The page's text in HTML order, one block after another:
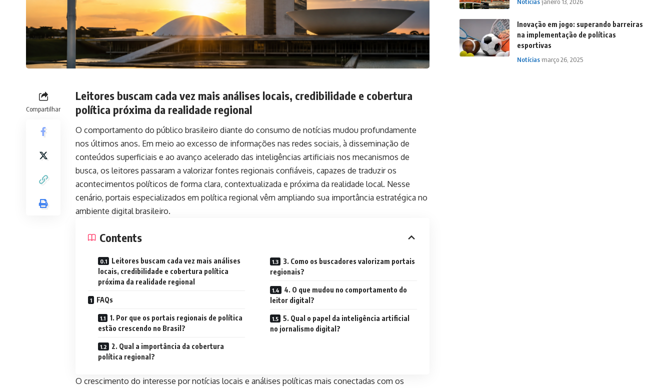
Compartilhar
Leitores buscam cada vez mais análises locais, credibilidade e cobertura
política próxima da realidade regional
O comportamento do público brasileiro diante do consumo de notícias mudou profundamente
nos últimos anos. Em meio ao excesso de informações nas redes sociais, à disseminação de
conteúdos superficiais e ao avanço acelerado das inteligências artificiais nos mecanismos de
busca, os leitores passaram a valorizar fontes regionais confiáveis, capazes de traduzir os
acontecimentos políticos de forma clara, contextualizada e próxima da realidade local. Nesse
cenário, portais especializados em política regional vêm ampliando sua importância estratégica no
ambiente digital brasileiro.
Contents
Leitores buscam cada vez mais análises
locais, credibilidade e cobertura política
próxima da realidade regional
FAQs
1. Por que os portais regionais de política
estão crescendo no Brasil?
2. Qual a importância da cobertura
política regional?
3. Como os buscadores valorizam portais
regionais?
4. O que mudou no comportamento do
leitor digital?
5. Qual o papel da inteligência artificial
no jornalismo digital?
O crescimento do interesse por notícias locais e análises políticas mais conectadas com os
Inovação em jogo: superando barreiras
na implementação de políticas
esportivas
Notícias março 26, 2025